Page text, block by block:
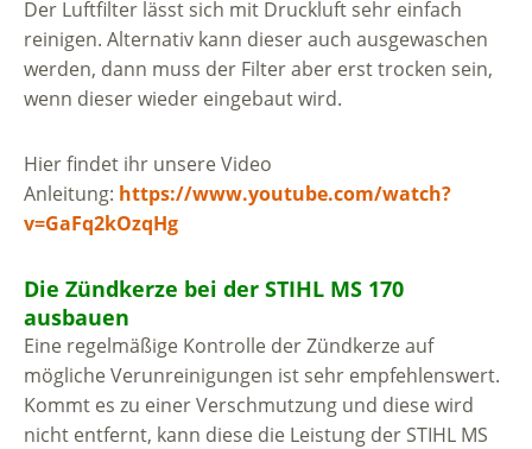
Der Luftfilter lässt sich mit Druckluft sehr einfach
reinigen. Alternativ kann dieser auch ausgewaschen
werden, dann muss der Filter aber erst trocken sein,
wenn dieser wieder eingebaut wird.
Hier findet ihr unsere Video
Anleitung: https://www.youtube.com/watch?
v=GaFq2kOzqHg
Die Zündkerze bei der STIHL MS 170
ausbauen
Eine regelmäßige Kontrolle der Zündkerze auf
mögliche Verunreinigungen ist sehr empfehlenswert.
Kommt es zu einer Verschmutzung und diese wird
nicht entfernt, kann diese die Leistung der STIHL MS